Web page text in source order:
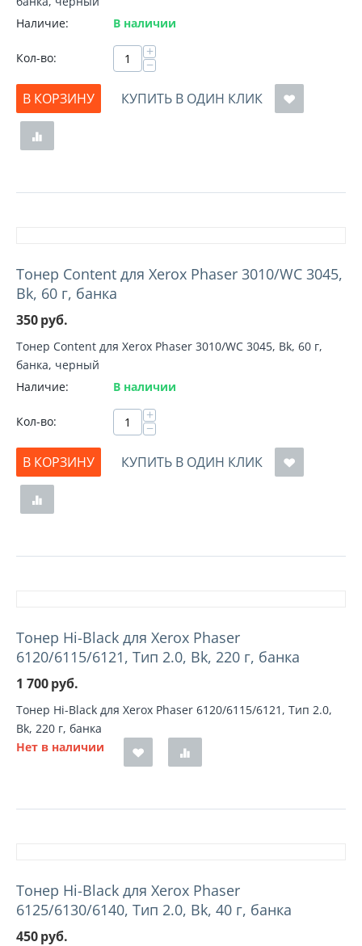
Наличие:
В наличии
Кол-во: +
−
В КОРЗИНУ
КУПИТЬ В ОДИН КЛИК
Тонер Content для Xerox Phaser 3010/WC 3045,
Bk, 60 г, банка
350руб.
Тонер Content для Xerox Phaser 3010/WC 3045, Bk, 60 г,
банка, черный
Наличие:
В наличии
Кол-во: +
−
В КОРЗИНУ
КУПИТЬ В ОДИН КЛИК
Тонер Hi-Black для Xerox Phaser
6120/6115/6121, Тип 2.0, Bk, 220 г, банка
1 700руб.
Тонер Hi-Black для Xerox Phaser 6120/6115/6121, Тип 2.0,
Bk, 220 г, банка
Нет в наличии
Тонер Hi-Black для Xerox Phaser
6125/6130/6140, Тип 2.0, Bk, 40 г, банка
450руб.